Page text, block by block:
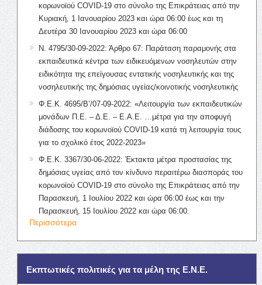
κορωνοϊού COVID-19 στο σύνολο της Επικράτειας από την
Κυριακή, 1 Ιανουαρίου 2023 και ώρα 06:00 έως και τη
Δευτέρα 30 Ιανουαρίου 2023 και ώρα 06:00
Ν. 4795/30-09-2022: Άρθρο 67: Παράταση παραμονής στα
εκπαιδευτικά κέντρα των ειδικευόμενων νοσηλευτών στην
ειδικότητα της επείγουσας εντατικής νοσηλευτικής και της
νοσηλευτικής της δημόσιας υγείας/κοινοτικής νοσηλευτικής
Φ.Ε.Κ. 4695/Β’/07-09-2022: «Λειτουργία των εκπαιδευτικών
μονάδων Π.Ε. – Δ.Ε. – Ε.Α.Ε. …μέτρα για την αποφυγή
διάδοσης του κορωνοϊού COVID-19 κατά τη λειτουργία τους
για το σχολικό έτος 2022-2023»
Φ.Ε.Κ. 3367/30-06-2022: Έκτακτα μέτρα προστασίας της
δημόσιας υγείας από τον κίνδυνο περαιτέρω διασποράς του
κορωνοϊού COVID-19 στο σύνολο της Επικράτειας από την
Παρασκευή, 1 Ιουλίου 2022 και ώρα 06:00 έως και την
Παρασκευή, 15 Ιουλίου 2022 και ώρα 06:00.
Περισσότερα
Εκπτωτικές πολιτικές για τα μέλη της Ε.Ν.Ε.